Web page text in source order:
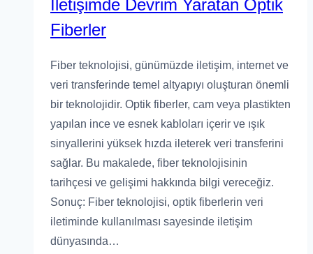
İletişimde Devrim Yaratan Optik
Fiberler
Fiber teknolojisi, günümüzde iletişim, internet ve
veri transferinde temel altyapıyı oluşturan önemli
bir teknolojidir. Optik fiberler, cam veya plastikten
yapılan ince ve esnek kabloları içerir ve ışık
sinyallerini yüksek hızda ileterek veri transferini
sağlar. Bu makalede, fiber teknolojisinin
tarihçesi ve gelişimi hakkında bilgi vereceğiz.
Sonuç: Fiber teknolojisi, optik fiberlerin veri
iletiminde kullanılması sayesinde iletişim
dünyasında…